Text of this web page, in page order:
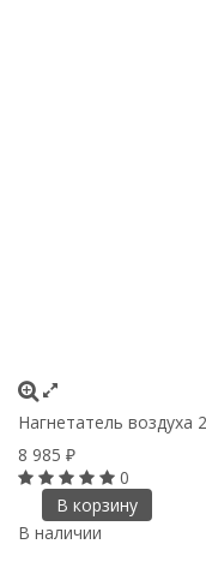
Нагнетатель
8 985 ₽
0
В корзину
В наличии